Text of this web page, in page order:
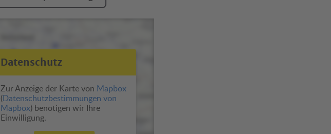
Datenschutz
Zur Anzeige der Karte von Mapbox
(Datenschutzbestimmungen von
Mapbox) benötigen wir Ihre
Einwilligung.